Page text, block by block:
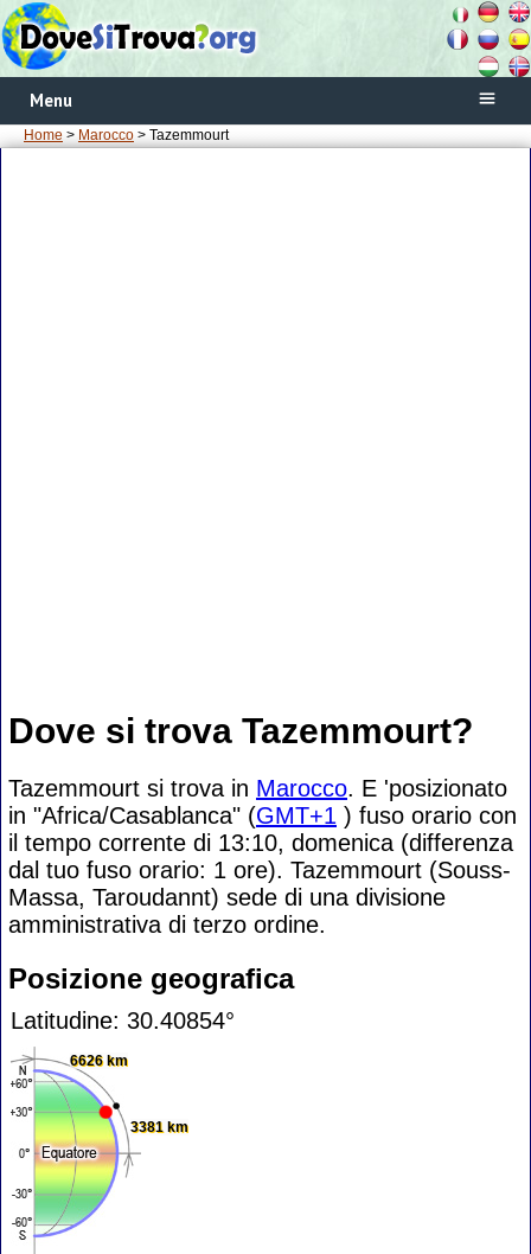
Menu
Home > Marocco > Tazemmourt
Dove si trova Tazemmourt?
Tazemmourt si trova in Marocco. E 'posizionato
in "Africa/Casablanca" (GMT+1 ) fuso orario con
il tempo corrente di 13:10, domenica (differenza
dal tuo fuso orario: 1 ore). Tazemmourt (Souss-
Massa, Taroudannt) sede di una divisione
amministrativa di terzo ordine.
Posizione geografica
Latitudine: 30.40854°
6626 km
3381 km